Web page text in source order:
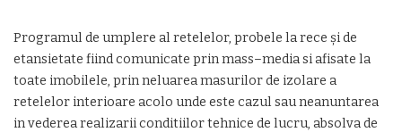
Programul de umplere al retelelor, probele la rece şi de
etansietate fiind comunicate prin mass–media si afisate la
toate imobilele, prin neluarea masurilor de izolare a
retelelor interioare acolo unde este cazul sau neanuntarea
in vederea realizarii conditiilor tehnice de lucru, absolva de